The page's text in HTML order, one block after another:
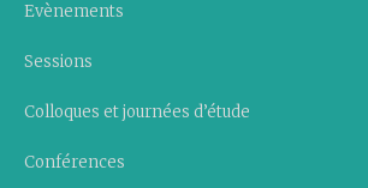
Evènements
Sessions
Colloques et journées d’étude
Conférences